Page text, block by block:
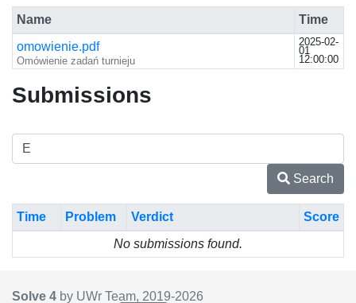
Name
Time
omowienie.pdf
Omówienie zadań turnieju
2025-02-
01
12:00:00
Submissions
Search
Time Problem Verdict
Score
No submissions found.
Solve 4 by UWr Team, 2019-2026